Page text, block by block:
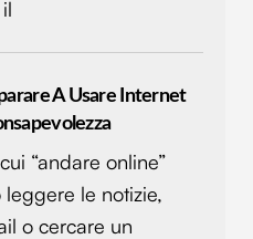
A Usare Internet
“andare online”
le notizie,
o cercare un